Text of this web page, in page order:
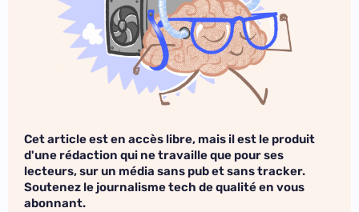
Cet article est en accès libre, mais il est le produit
d'une rédaction qui ne travaille que pour ses
lecteurs, sur un média sans pub et sans tracker.
Soutenez le journalisme tech de qualité en vous
abonnant.